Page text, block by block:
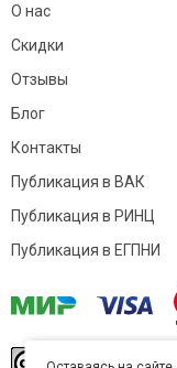
О нас
Скидки
Отзывы
Блог
Контакты
Публикация в ВАК
Публикация в РИНЦ
Публикация в ЕГПНИ